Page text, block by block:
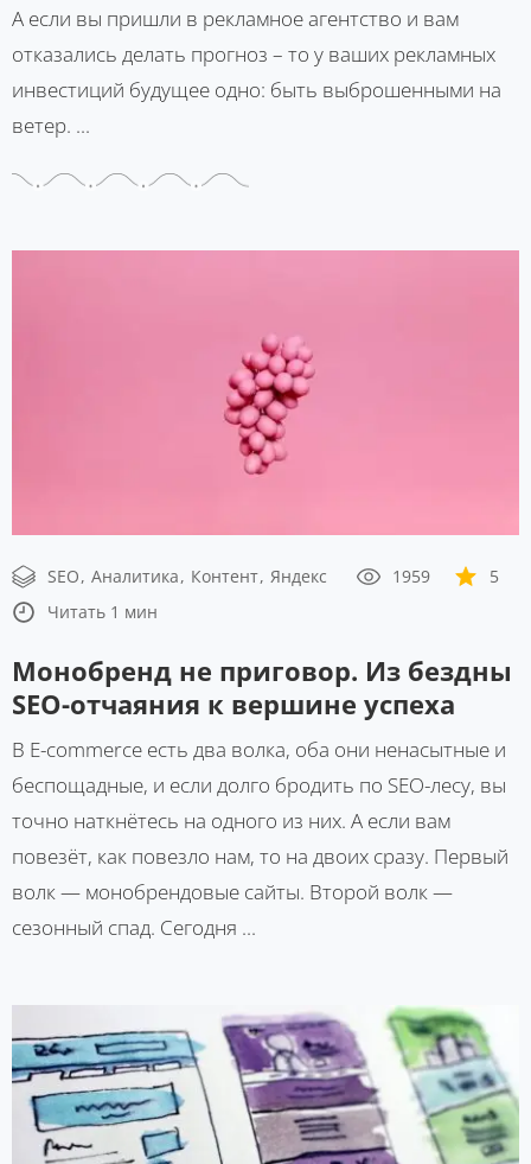
А если вы пришли в рекламное агентство и вам
отказались делать прогноз – то у ваших рекламных
инвестиций будущее одно: быть выброшенными на
ветер. ...
SEO Аналитика Контент Яндекс 1959
5
Читать 1 мин
Монобренд не приговор. Из бездны
SEO-отчаяния к вершине успеха
В E-commerce есть два волка, оба они ненасытные и
беспощадные, и если долго бродить по SEO-лесу, вы
точно наткнётесь на одного из них. А если вам
повезёт, как повезло нам, то на двоих сразу. Первый
волк — монобрендовые сайты. Второй волк —
сезонный спад. Сегодня ...